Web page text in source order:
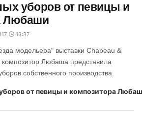
уборов от певицы и
Любаши
13:37
модельера" выставки Chapeau &
Любаша представила
собственного производства.